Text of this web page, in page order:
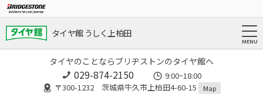
タイヤ館 うしく上柏田
タイヤのことならブリヂストンのタイヤ館へ
029-874-2150
9:00~18:00
〒300-1232 茨城県牛久市上柏田4-60-15
Map